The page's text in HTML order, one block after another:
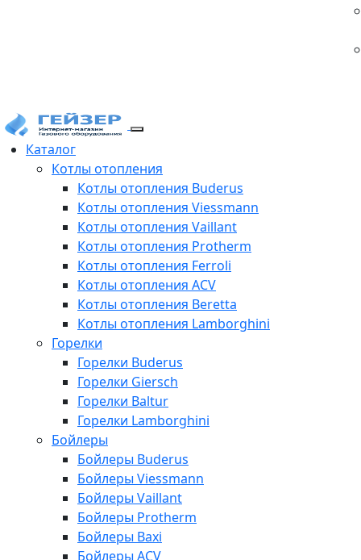
Каталог
Котлы отопления
Котлы отопления Buderus
Котлы отопления Viessmann
Котлы отопления Vaillant
Котлы отопления Protherm
Котлы отопления Ferroli
Котлы отопления ACV
Котлы отопления Beretta
Котлы отопления Lamborghini
Горелки
Горелки Buderus
Горелки Giersch
Горелки Baltur
Горелки Lamborghini
Бойлеры
Бойлеры Buderus
Бойлеры Viessmann
Бойлеры Vaillant
Бойлеры Protherm
Бойлеры Baxi
Бойлеры ACV